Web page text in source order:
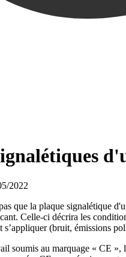
2022
que la plaque signalétique
Celle-ci décrira les
(bruit, émissions
soumis au marquage « CE